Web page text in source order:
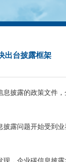
出台披露框架
披露的政策文件
露问题开始受到